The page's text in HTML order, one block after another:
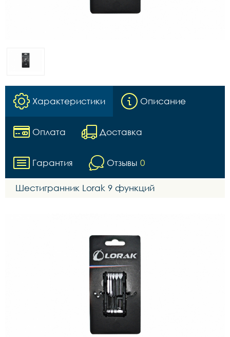
Характеристики Описание
Оплата Доставка
Гарантия Отзывы 0
Шестигранник Lorak 9 функций